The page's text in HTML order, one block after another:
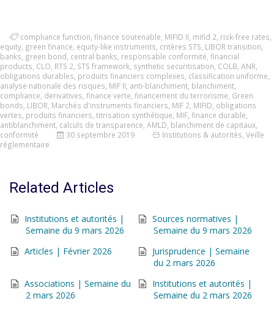
compliance function finance soutenable MIFID II mifid 2 risk-free rates
equity green finance equity-like instruments critères STS LIBOR transition
banks green bond central banks responsable conformité financial
products CLO RTS 2 STS framework synthetic securitisation COLB ANR
obligations durables produits financiers complexes classification uniforme
analyse nationale des risques MIF II anti-blanchiment blanchiment
compliance derivatives finance verte financement du terrorisme Green
bonds LIBOR Marchés d'instruments financiers MIF 2 MIFID obligations
vertes produits financiers titrisation synthétique MIF finance durable
antiblanchiment calculs de transparence AMLD blanchiment de capitaux
conformité
30 septembre 2019 Institutions & autorités Veille
réglementaire
Related Articles
Institutions et autorités |
Semaine du 9 mars 2026
Sources normatives |
Semaine du 9 mars 2026
Articles | Février 2026
Jurisprudence | Semaine
du 2 mars 2026
Associations | Semaine du
2 mars 2026
Institutions et autorités |
Semaine du 2 mars 2026